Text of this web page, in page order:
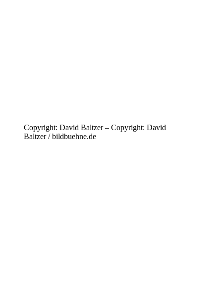
Copyright: David Baltzer – Copyright: David
Baltzer / bildbuehne.de